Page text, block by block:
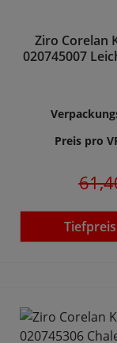
Ziro Corelan
020745007
Preis pro